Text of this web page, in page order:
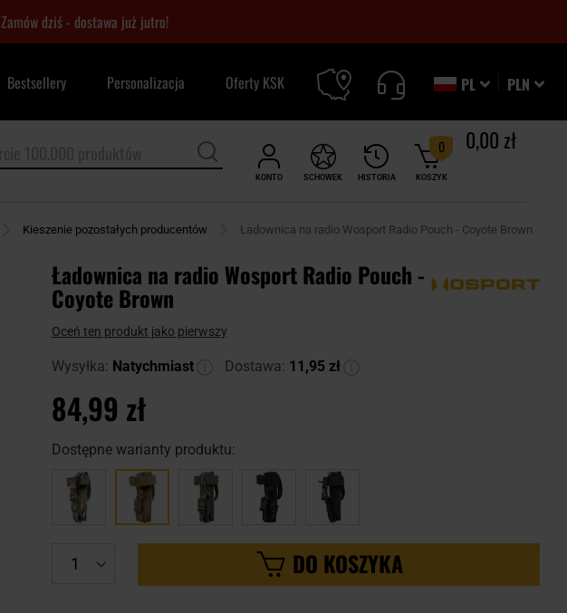
Zamów dziś - dostawa już jutro!
PLN
PL
Bestsellery Personalizacja Oferty KSK
KONTO HISTORIA
SCHOWEK KOSZYK
0 0,00 zł
Kieszenie pozostałych producentów Ładownica na radio Wosport Radio Pouch - Coyote Brown
Ładownica na radio Wosport Radio Pouch -
Coyote Brown
Oceń ten produkt jako pierwszy
Wysyłka: Natychmiast Dostawa: 11,95 zł
84,99 zł
Dostępne warianty produktu:
DO KOSZYKA